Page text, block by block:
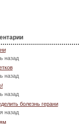
назад
назад
назад
болезнь герани
назад